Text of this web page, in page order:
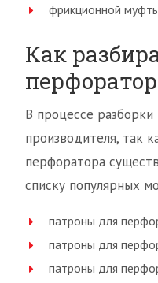
фрикционной
Как
В процессе
производителя, так
перфоратора
списку популярных
патроны для
патроны для
патроны для